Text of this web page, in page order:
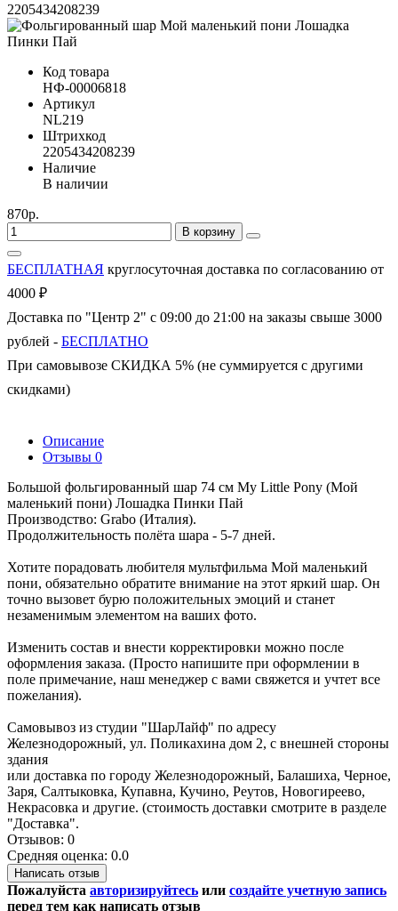
2205434208239
Код товара
НФ-00006818
Артикул
NL219
Штрихкод
2205434208239
Наличие
В наличии
870р.
В корзину
БЕСПЛАТНАЯ круглосуточная доставка по согласованию от
4000 ₽
Доставка по "Центр 2" с 09:00 до 21:00 на заказы свыше 3000
рублей - БЕСПЛАТНО
При самовывозе СКИДКА 5% (не суммируется с другими
скидками)
Описание
Отзывы 0
Большой фольгированный шар 74 см My Little Pony (Мой
маленький пони) Лошадка Пинки Пай
Производство: Grabo (Италия).
Продолжительность полёта шара - 5-7 дней.
Хотите порадовать любителя мультфильма Мой маленький
пони, обязательно обратите внимание на этот яркий шар. Он
точно вызовет бурю положительных эмоций и станет
незаменимым элементом на ваших фото.
Изменить состав и внести корректировки можно после
оформления заказа. (Просто напишите при оформлении в
поле примечание, наш менеджер с вами свяжется и учтет все
пожелания).
Самовывоз из студии "ШарЛайф" по адресу
Железнодорожный, ул. Поликахина дом 2, с внешней стороны
здания
или доставка по городу Железнодорожный, Балашиха, Черное,
Заря, Салтыковка, Купавна, Кучино, Реутов, Новогиреево,
Некрасовка и другие. (стоимость доставки смотрите в разделе
"Доставка".
Отзывов: 0
Средняя оценка: 0.0
Написать отзыв
Пожалуйста авторизируйтесь или создайте учетную запись
перед тем как написать отзыв